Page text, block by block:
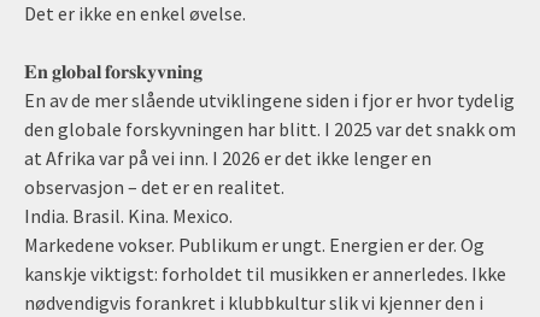
Det er ikke en enkel øvelse.
𝐄𝐧 𝐠𝐥𝐨𝐛𝐚𝐥 𝐟𝐨𝐫𝐬𝐤𝐲𝐯𝐧𝐢𝐧𝐠
En av de mer slående utviklingene siden i fjor er hvor tydelig
den globale forskyvningen har blitt. I 2025 var det snakk om
at Afrika var på vei inn. I 2026 er det ikke lenger en
observasjon – det er en realitet.
India. Brasil. Kina. Mexico.
Markedene vokser. Publikum er ungt. Energien er der. Og
kanskje viktigst: forholdet til musikken er annerledes. Ikke
nødvendigvis forankret i klubbkultur slik vi kjenner den i